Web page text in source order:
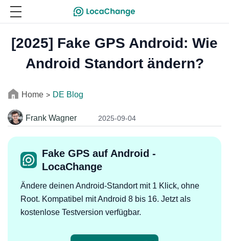
[2025] Fake GPS Android: Wie
Android Standort ändern?
Home > DE Blog
Frank Wagner 2025-09-04
Fake GPS auf Android -
LocaChange
Ändere deinen Android-Standort mit 1 Klick, ohne
Root. Kompatibel mit Android 8 bis 16. Jetzt als
kostenlose Testversion verfügbar.